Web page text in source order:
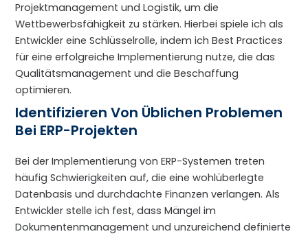
Projektmanagement und Logistik, um die
Wettbewerbsfähigkeit zu stärken. Hierbei spiele ich als
Entwickler eine Schlüsselrolle, indem ich Best Practices
für eine erfolgreiche Implementierung nutze, die das
Qualitätsmanagement und die Beschaffung
optimieren.
Identifizieren Von Üblichen Problemen
Bei ERP-Projekten
Bei der Implementierung von ERP-Systemen treten
häufig Schwierigkeiten auf, die eine wohlüberlegte
Datenbasis und durchdachte Finanzen verlangen. Als
Entwickler stelle ich fest, dass Mängel im
Dokumentenmanagement und unzureichend definierte